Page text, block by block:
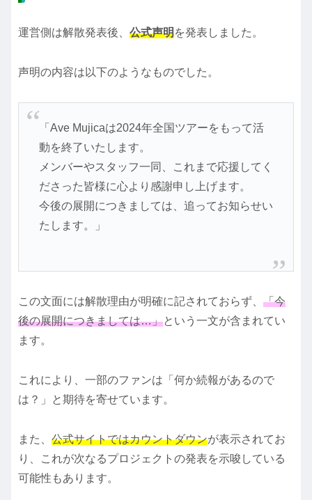
運営側は解散発表後、 公式声明を発表しました。
声明の内容は以下のようなものでした。
「Ave Mujicaは2024年全国ツアーをもって活
動を終了いたします。
メンバーやスタッフ一同、これまで応援してく
ださった皆様に心より感謝申し上げます。
今後の展開につきましては、追ってお知らせい
たします。」
この文面には解散理由が明確に記されておらず、 「今
後の展開につきましては…」という一文が含まれてい
ます。
これにより、一部のファンは「何か続報があるので
は？」と期待を寄せています。
また、 公式サイトではカウントダウンが表示されてお
り、これが次なるプロジェクトの発表を示唆している
可能性もあります。